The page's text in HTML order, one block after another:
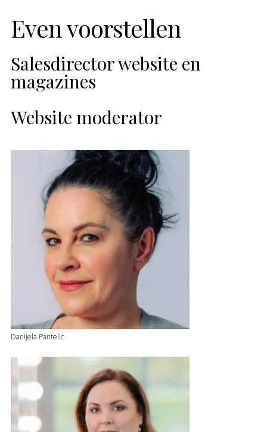
Even voorstellen
Salesdirector website en
magazines
Website moderator
Danijela Pantelic